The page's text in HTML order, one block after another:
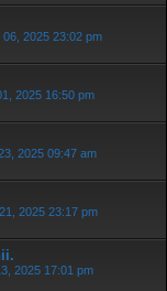
2025 23:02 pm
2025 16:50 pm
2025 09:47 am
2025 23:17 pm
2025 17:01 pm